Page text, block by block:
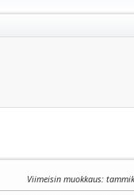
Viimeisin muokkaus: